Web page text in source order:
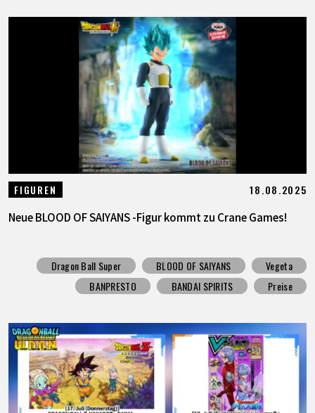
FIGUREN 18.08.2025
Neue BLOOD OF SAIYANS -Figur kommt zu Crane Games!
Dragon Ball Super BLOOD OF SAIYANS
Vegeta
BANPRESTO
BANDAI SPIRITS Preise